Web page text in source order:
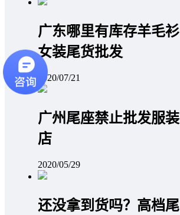
广东哪里有库存羊毛衫
女装尾货批发
2020/07/21
广州尾座禁止批发服装
店
2020/05/29
还没拿到货吗？高档尾